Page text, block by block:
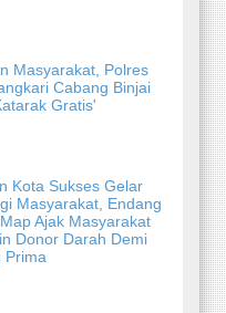
Masyarakat, Polres
Cabang Binjai
Gratis'
Kota Sukses Gelar
Masyarakat, Endang
Ajak Masyarakat
Donor Darah Demi
Prima